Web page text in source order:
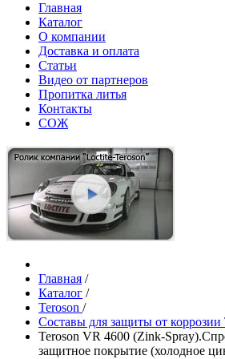
Главная
Каталог
О компании
Доставка и оплата
Статьи
Видео от партнеров
Пропитка литья
Контакты
СОЖ
Главная /
Каталог /
Teroson /
Составы для защиты от коррозии
Teroson VR 4600 (Zink-
защитное покрытие (холодное